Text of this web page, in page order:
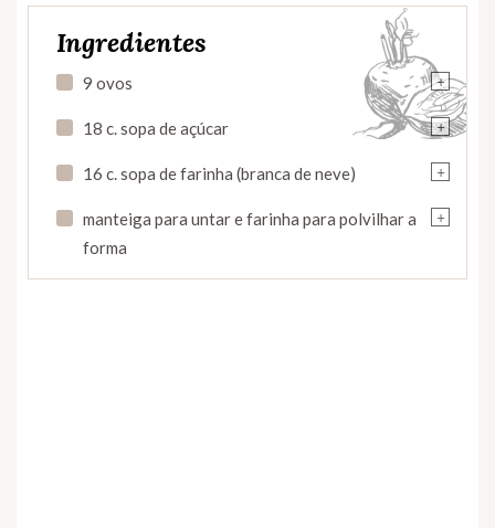
Ingredientes
+
9 ovos
+
18 c. sopa de açúcar
+
16 c. sopa de farinha (branca de neve)
+
manteiga para untar e farinha para polvilhar a
forma